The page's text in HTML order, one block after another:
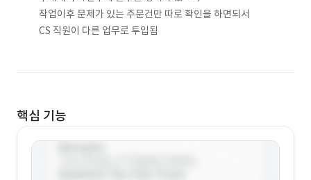
작업이후 문제가 있는 주문건만 따로 확인을 하면되서
CS 직원이 다른 업무로 투입됨
핵심 기능